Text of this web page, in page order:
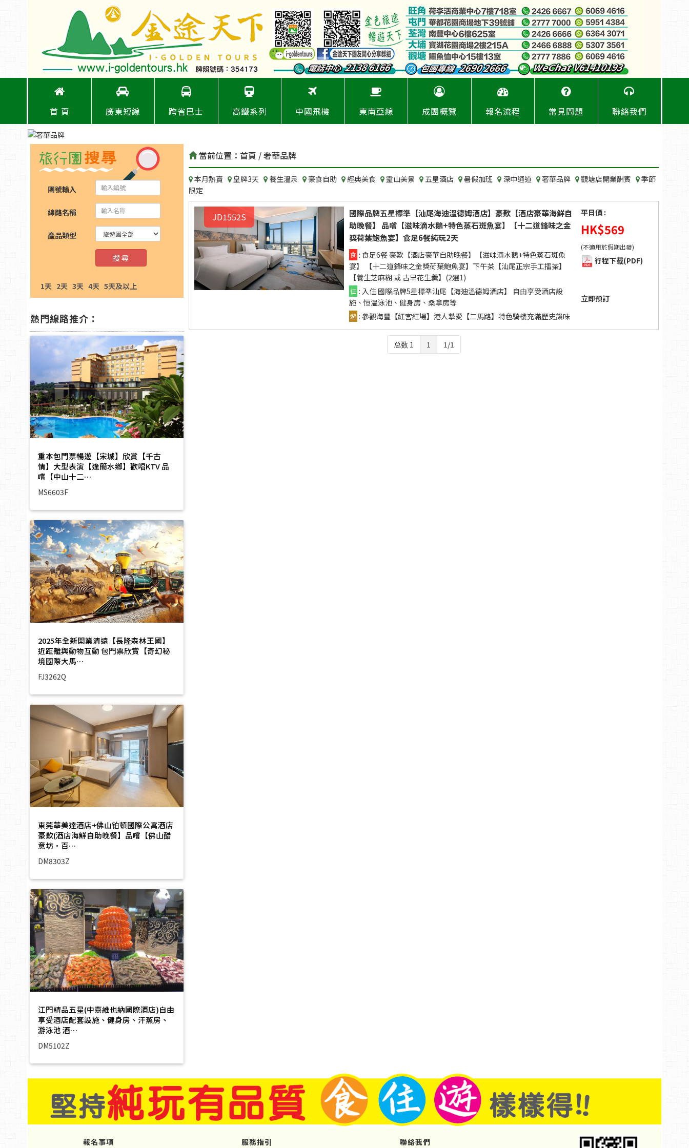
首 頁 廣東短線 跨省巴士 高鐵系列 中國飛機 東南亞線 成團概覽 報名流程 常見問題 聯絡我們
團號輸入
線路名稱
產品類型
搜 尋
1天 2天 3天 4天 5天及以上
熱門線路推介：
重本包門票暢遊【宋城】欣賞【千古
情】大型表演【逢簡水鄉】歡唱KTV 品
嚐【中山十二…
MS6603F
2025年全新開業清遠【長隆森林王國】
近距離與動物互動 包門票欣賞【奇幻秘
境國際大馬…
FJ3262Q
東莞華美達酒店+佛山铂頓國際公寓酒店
豪歎(酒店海鮮自助晚餐】品嚐【佛山醋
意坊·百…
DM8303Z
江門精品五星(中嘉維也納國際酒店)自由
享受酒店配套設施、健身房、汗蒸房、
游泳池 酒…
DM5102Z
當前位置： 首頁 / 奢華品牌
本月熱賣 皇牌3天 養生溫泉 豪食自助 經典美食 靈山美景 五星酒店 暑假加班 深中通道 奢華品牌 觀塘店開業酬賓
季節
限定
JD1552S
國際品牌五星標準【汕尾海迪溫德姆酒店】豪歎【酒店豪華海鮮自
助晚餐】 品嚐【滋味滴水鵝+特色蒸石斑魚宴】【十二道鋒味之金
獎荷葉鮑魚宴】食足6餐純玩2天
食 : 食足6餐 豪歎【酒店豪華自助晚餐】【滋味滴水鵝+特色蒸石斑魚
宴】 【十二道鋒味之金獎荷葉鮑魚宴】下午茶【汕尾正宗手工擂茶】
【養生芝麻糊 或 古早花生羹】(2選1)
住 : 入住 國際品牌5星標準汕尾【海迪溫德姆酒店】 自由享受酒店設
施、恒溫泳池、健身房、桑拿房等
遊 : 參觀海豐【紅宮紅場】港人摯愛【二馬路】特色騎樓充滿歷史韻味
平日價 :
HK$569
(不適用於假期出發)
行程下载(PDF)
立即預訂
总数 1 1 1/1
報名事項 服務指引 聯絡我們